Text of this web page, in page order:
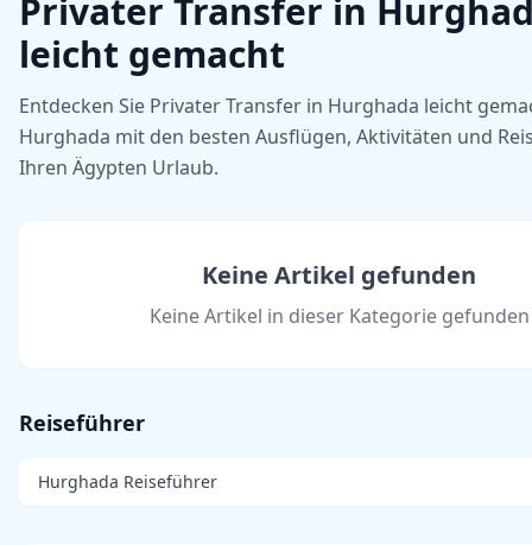
Privater Transfer in
leicht gemacht
Entdecken Sie Privater Transfer in Hurghada leicht
Hurghada mit den besten Ausflügen, Aktivitäten und
Ihren Ägypten Urlaub.
Keine Artikel gefunden
Keine Artikel in dieser Kategorie gefunden
Reiseführer
Hurghada Reiseführer